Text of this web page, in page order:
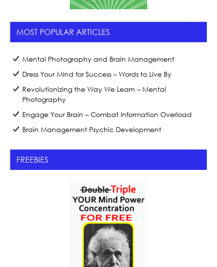
MOST POPULAR ARTICLES
Mental Photography and Brain Management
Dress Your Mind for Success – Words to Live By
Revolutionizing the Way We Learn – Mental
Photography
Engage Your Brain – Combat Information Overload
Brain Management Psychic Development
FREEBIES